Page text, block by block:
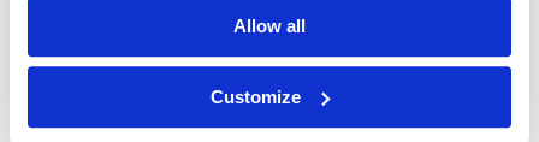
Allow all
Customize